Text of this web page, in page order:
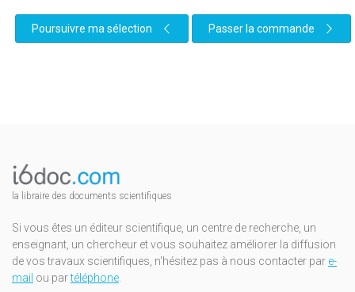
Poursuivre ma sélection Passer la commande
la libraire des documents scientifiques
Si vous êtes un éditeur scientifique, un centre de recherche, un
enseignant, un chercheur et vous souhaitez améliorer la diffusion
de vos travaux scientifiques, n'hésitez pas à nous contacter par e-
mail ou partéléphone.